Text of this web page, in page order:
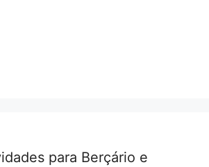
para Berçário e